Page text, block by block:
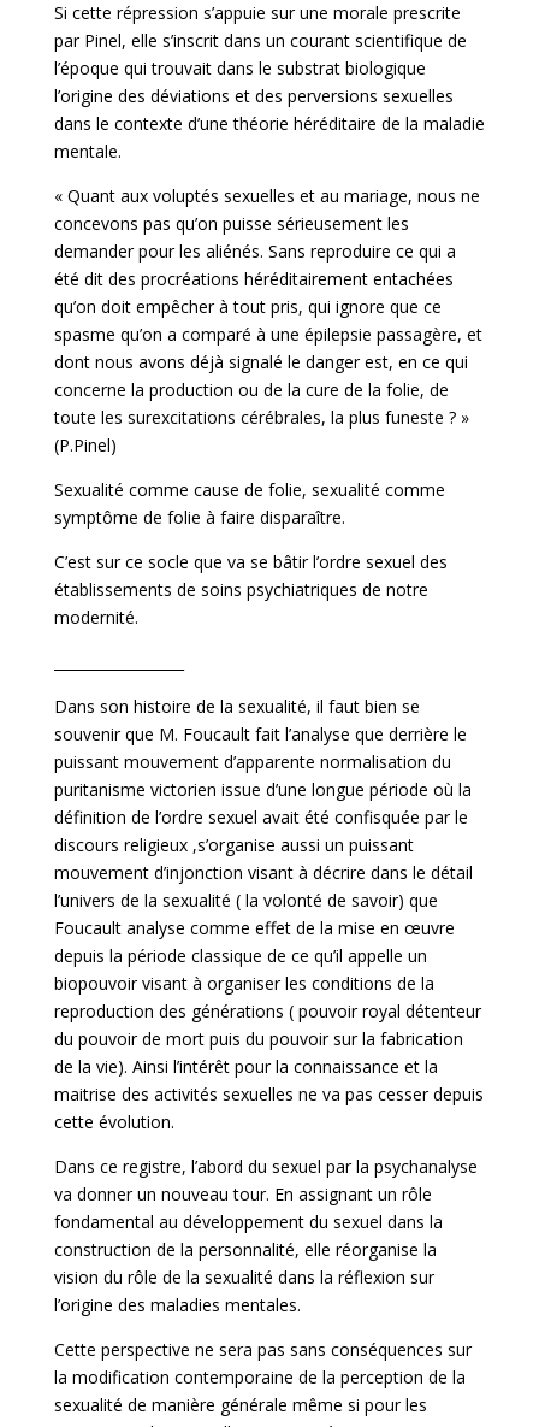
Si cette répression s’appuie sur une morale prescrite
par Pinel, elle s’inscrit dans un courant scientifique de
l’époque qui trouvait dans le substrat biologique
l’origine des déviations et des perversions sexuelles
dans le contexte d’une théorie héréditaire de la maladie
mentale.
« Quant aux voluptés sexuelles et au mariage, nous ne
concevons pas qu’on puisse sérieusement les
demander pour les aliénés. Sans reproduire ce qui a
été dit des procréations héréditairement entachées
qu’on doit empêcher à tout pris, qui ignore que ce
spasme qu’on a comparé à une épilepsie passagère, et
dont nous avons déjà signalé le danger est, en ce qui
concerne la production ou de la cure de la folie, de
toute les surexcitations cérébrales, la plus funeste ? »
(P.Pinel)
Sexualité comme cause de folie, sexualité comme
symptôme de folie à faire disparaître.
C’est sur ce socle que va se bâtir l’ordre sexuel des
établissements de soins psychiatriques de notre
modernité.
Dans son histoire de la sexualité, il faut bien se
souvenir que M. Foucault fait l’analyse que derrière le
puissant mouvement d’apparente normalisation du
puritanisme victorien issue d’une longue période où la
définition de l’ordre sexuel avait été confisquée par le
discours religieux ,s’organise aussi un puissant
mouvement d’injonction visant à décrire dans le détail
l’univers de la sexualité ( la volonté de savoir) que
Foucault analyse comme effet de la mise en œuvre
depuis la période classique de ce qu’il appelle un
biopouvoir visant à organiser les conditions de la
reproduction des générations ( pouvoir royal détenteur
du pouvoir de mort puis du pouvoir sur la fabrication
de la vie). Ainsi l’intérêt pour la connaissance et la
maitrise des activités sexuelles ne va pas cesser depuis
cette évolution.
Dans ce registre, l’abord du sexuel par la psychanalyse
va donner un nouveau tour. En assignant un rôle
fondamental au développement du sexuel dans la
construction de la personnalité, elle réorganise la
vision du rôle de la sexualité dans la réflexion sur
l’origine des maladies mentales.
Cette perspective ne sera pas sans conséquences sur
la modification contemporaine de la perception de la
sexualité de manière générale même si pour les